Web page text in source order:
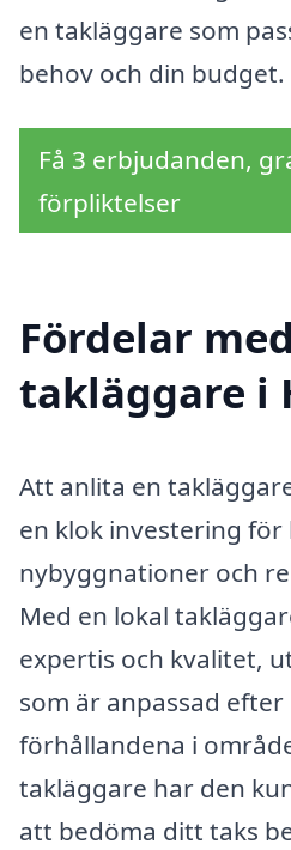
en takläggare som
behov och din budget.
Få 3 erbjudanden,
förpliktelser
Fördelar
takläggare i
Att anlita en
en klok investering för
nybyggnationer och
Med en lokal
expertis och kvalitet,
som är anpassad efter
förhållandena i
takläggare har den
att bedöma ditt taks